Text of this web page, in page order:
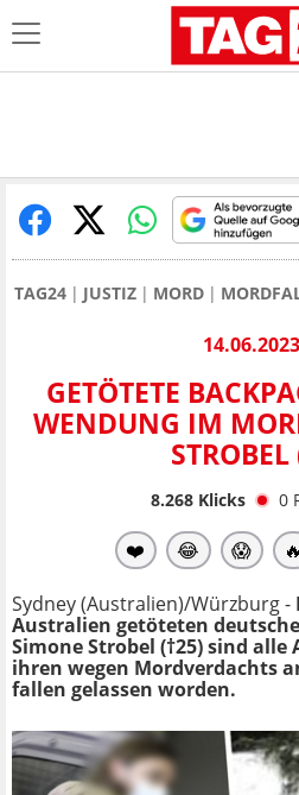
TAG24 JUSTIZ MORD
GETÖTETE
WENDUNG IM
8.268Klicks 0
❤️ 😂 😱 🔥
Sydney (Australien)/Würzburg -
Australien getöteten
Simone Strobel (†25) sind
ihren wegen Mordverdachts
fallen gelassen worden.